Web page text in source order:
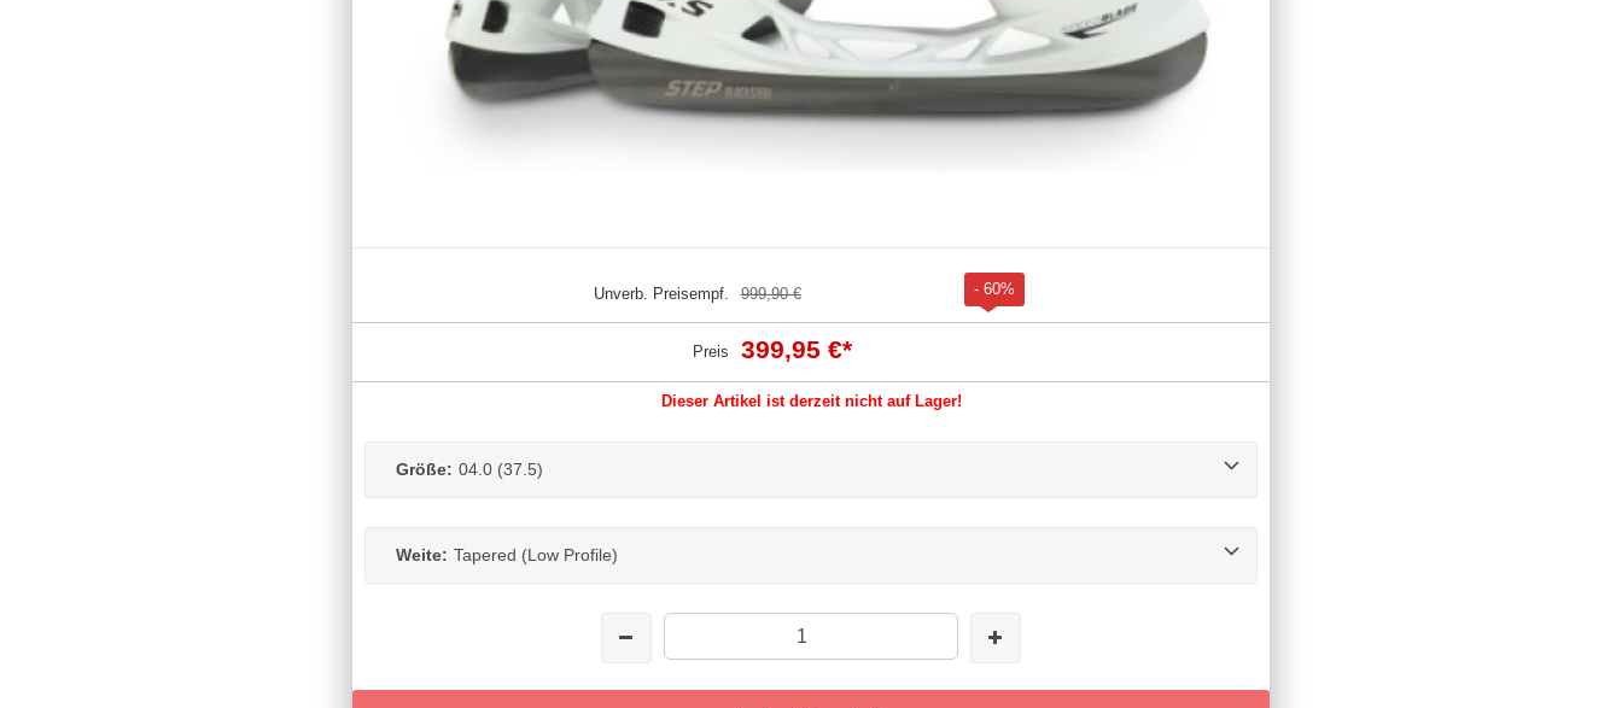
Unverb. Preisempf. 999,90 € - 60%
Preis 399,95 €*
Dieser Artikel ist derzeit nicht auf Lager!
Größe: 04.0 (37.5)
Weite: Tapered (Low Profile)